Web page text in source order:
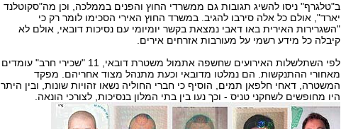
ב"טלגרף" ניסו להשיג תגובות גם ממשרדי החוץ והפנים בממלכה, וכן מה"סקוטלנד
יארד", אולם כל אלה סירבו להגיב. במשרד החוץ האירי הסכימו לומר רק כי
"השגרירות האירית באו דאבי נמצאת בקשר יומיומי עם נסיכות דובאי, אולם לא
קיבלה כל מידע רשמי על מעורבות אזרחים אירים.
לפי השתלשלות האירועים שחשפה אתמול משטרת דובאי, 11 "שכירי חרב" עומדים
מאחורי ההתנקשות. הם נמלטו מדובאי וכעת מתנהל מצוד אחריהם. מפקד
המשטרה, דאחי חלפאן תמים, הוסיף כי חברי החוליה נשאו זהויות שונות, ובין היתר
היו מחופשים לשחקני טניס - וכך נעו בין בתי המלון בנסיכות, לצורכי הונאה.